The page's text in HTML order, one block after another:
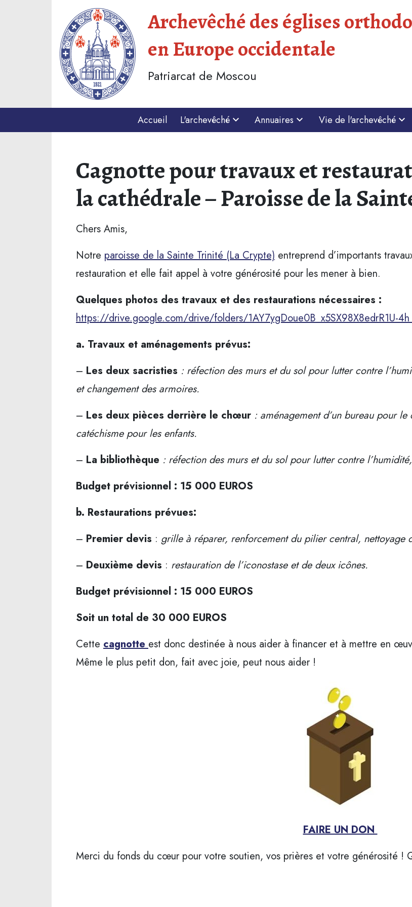
Archevêché des églises
en Europe occidentale
Patriarcat de Moscou
Accueil L'archevêché Annuaires Vie de l'archevêché
Cagnotte pour travaux et
la cathédrale – Paroisse de la
Chers Amis,
Notre paroisse de la Sainte Trinité (La Crypte) entreprend d’importants
restauration et elle fait appel à votre générosité pour les mener à bien.
Quelques photos des travaux et des restaurations nécessaires :
https://drive.google.com/drive/folders/1AY7ygDoue0B_x5SX98X8edrR1U-
a. Travaux et aménagements prévus:
– Les deux sacristies : réfection des murs et du sol pour lutter contre
et changement des armoires.
– Les deux pièces derrière le chœur : aménagement d’un bureau pour le
catéchisme pour les enfants.
– La bibliothèque : réfection des murs et du sol pour lutter contre
Budget prévisionnel : 15 000 EUROS
b. Restaurations prévues:
– Premier devis : grille à réparer, renforcement du pilier central, nettoyage
– Deuxième devis : restauration de l’iconostase et de deux icônes.
Budget prévisionnel : 15 000 EUROS
Soit un total de 30 000 EUROS
Cette cagnotte est donc destinée à nous aider à financer et à mettre en
Même le plus petit don, fait avec joie, peut nous aider !
FAIRE UN DON
Merci du fonds du cœur pour votre soutien, vos prières et votre générosité !